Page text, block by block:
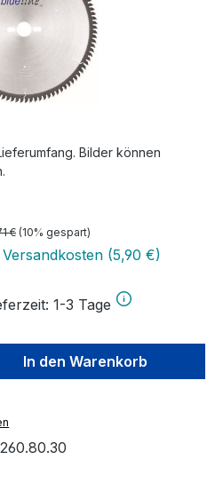
Bilder können
Preis:
€ (10% gespart)
(5,90 €)
1-3 Tage
Gib den
In den Warenkorb